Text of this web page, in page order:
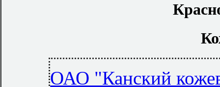
ОАО "Канский